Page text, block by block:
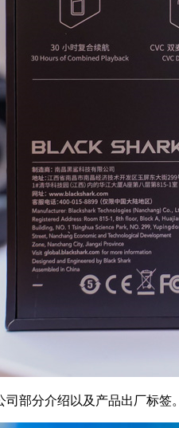
部分介绍以及产品出厂标签。